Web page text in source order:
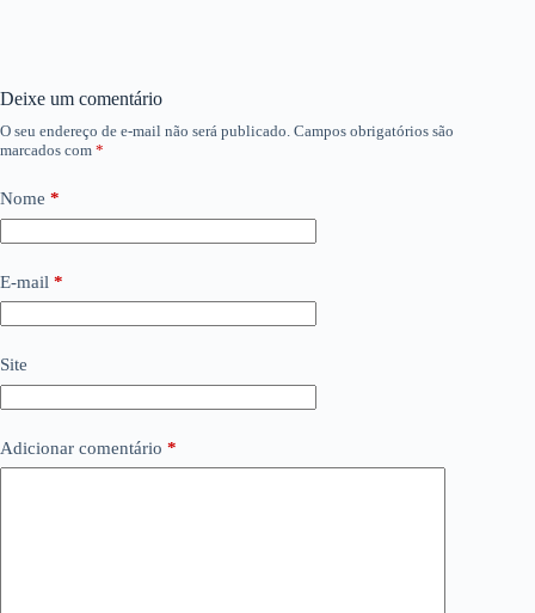
Deixe um comentário
O seu endereço de e-mail não será publicado. Campos obrigatórios são
marcados com *
Nome *
E-mail *
Site
Adicionar comentário *